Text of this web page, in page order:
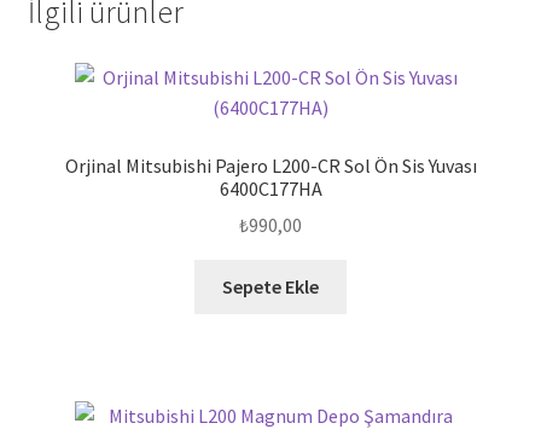
İlgili ürünler
Orjinal Mitsubishi Pajero L200-CR Sol Ön Sis Yuvası
6400C177HA
₺990,00
Sepete Ekle